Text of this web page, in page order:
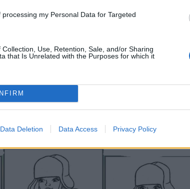
my Personal Data for Targeted
Use, Retention, Sale, and/or Sharing
that Is Unrelated with the Purposes for which it
Data Deletion Data Access Privacy Policy
skiriasi.